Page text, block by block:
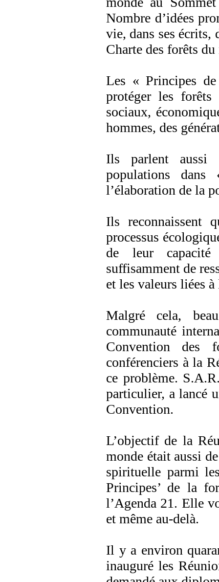
Nombre d’idées
vie, dans ses écrits,
Charte des forêts
Les « Principes
protéger les
sociaux,
hommes, des
Ils parlent aussi
populations
l’élaboration de la
Ils reconnaissent
processus
de leur
suffisamment de
et les valeurs liées
Malgré cela,
communauté
Convention des
conférenciers à la
ce problème.
particulier, a lancé
Convention.
L’objectif de la
monde était aussi
spirituelle parmi
Principes’ de la
l’Agenda 21. Elle
et même au-delà.
Il y a environ
inauguré les